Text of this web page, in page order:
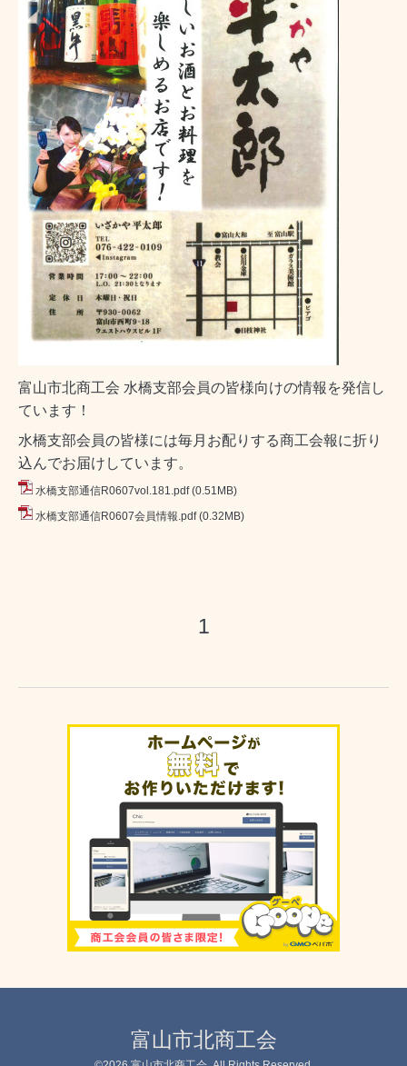
富山市北商工会 水橋支部会員の皆様向けの情報を発信し
ています！
水橋支部会員の皆様には毎月お配りする商工会報に折り
込んでお届けしています。
水橋支部通信R0607vol.181.pdf (0.51MB)
水橋支部通信R0607会員情報.pdf (0.32MB)
1
富山市北商工会